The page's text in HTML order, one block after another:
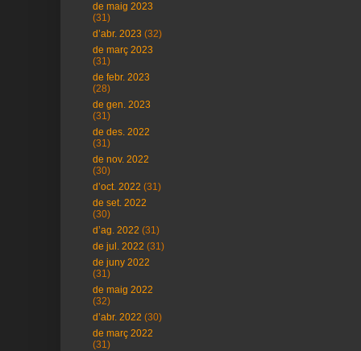
de maig 2023
(31)
d’abr. 2023 (32)
de març 2023
(31)
de febr. 2023
(28)
de gen. 2023
(31)
de des. 2022
(31)
de nov. 2022
(30)
d’oct. 2022 (31)
de set. 2022
(30)
d’ag. 2022 (31)
de jul. 2022 (31)
de juny 2022
(31)
de maig 2022
(32)
d’abr. 2022 (30)
de març 2022
(31)